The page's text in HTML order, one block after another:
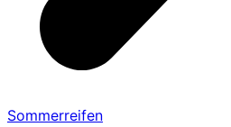
Sommerreifen